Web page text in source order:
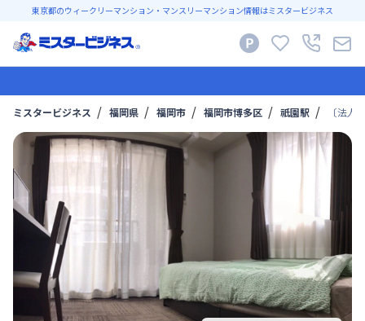
東京都のウィークリーマンション・マンスリーマンション情報はミスタービジネス
ミスタービジネス 福岡県 福岡市 福岡市博多区 祇園駅 〔法